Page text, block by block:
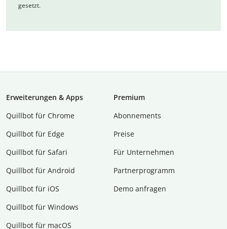
gesetzt.
Erweiterungen & Apps
Quillbot für Chrome
Quillbot für Edge
Quillbot für Safari
Quillbot für Android
Quillbot für iOS
Quillbot für Windows
Quillbot für macOS
Premium
Abon­ne­ments
Preise
Für Unternehmen
Partnerprogramm
Demo anfragen